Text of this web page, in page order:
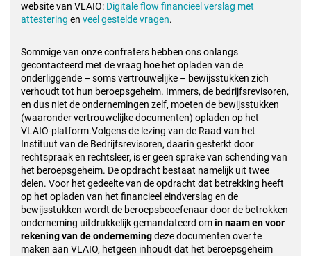
website van VLAIO: Digitale flow financieel verslag met
attestering en veel gestelde vragen.
Sommige van onze confraters hebben ons onlangs
gecontacteerd met de vraag hoe het opladen van de
onderliggende – soms vertrouwelijke – bewijsstukken zich
verhoudt tot hun beroepsgeheim. Immers, de bedrijfsrevisoren,
en dus niet de ondernemingen zelf, moeten de bewijsstukken
(waaronder vertrouwelijke documenten) opladen op het
VLAIO-platform.Volgens de lezing van de Raad van het
Instituut van de Bedrijfsrevisoren, daarin gesterkt door
rechtspraak en rechtsleer, is er geen sprake van schending van
het beroepsgeheim. De opdracht bestaat namelijk uit twee
delen. Voor het gedeelte van de opdracht dat betrekking heeft
op het opladen van het financieel eindverslag en de
bewijsstukken wordt de beroepsbeoefenaar door de betrokken
onderneming uitdrukkelijk gemandateerd omin naam en voor
rekening van de ondernemingdeze documenten over te
maken aan VLAIO, hetgeen inhoudt dat het beroepsgeheim